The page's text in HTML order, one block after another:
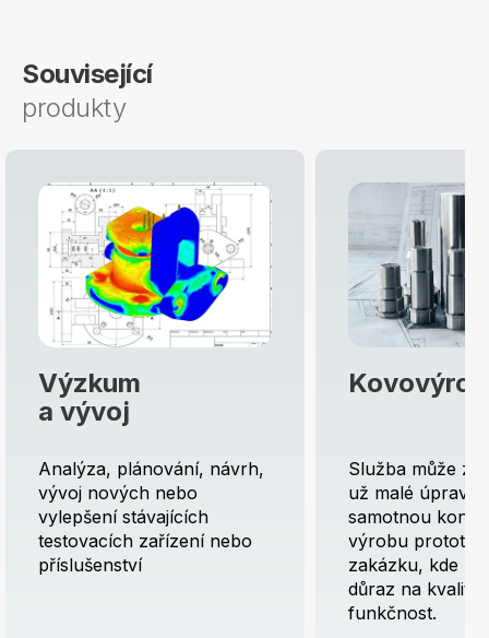
Související
produkty
Výzkum
a vývoj
Analýza, plánování, návrh,
vývoj nových nebo
vylepšení stávajících
testovacích zařízení nebo
příslušenství
Služba může
už malé úpravy
samotnou
výrobu
zakázku, kde
důraz na kvalitu
funkčnost.